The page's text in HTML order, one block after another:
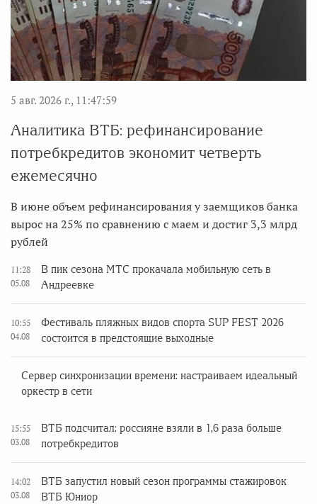
5 авг. 2026 г., 11:47:59
Аналитика ВТБ: рефинансирование
потребкредитов экономит четверть
ежемесячно
В июне объем рефинансирования у заемщиков банка
вырос на 25% по сравнению с маем и достиг 3,3 млрд
рублей
11:28
05.08
В пик сезона МТС прокачала мобильную сеть в
Андреевке
10:55
04.08
Фестиваль пляжных видов спорта SUP FEST 2026
состоится в предстоящие выходные
Сервер синхронизации времени: настраиваем идеальный
оркестр в сети
15:55
03.08
ВТБ подсчитал: россияне взяли в 1,6 раза больше
потребкредитов
14:02
03.08
ВТБ запустил новый сезон программы стажировок
ВТБ Юниор